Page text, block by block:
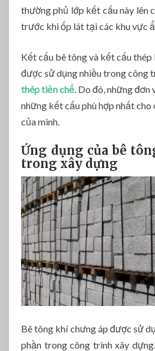
thường phủ lớp kết cấu này lên
trước khi ốp lát tại các khu vực
Kết cấu bê tông và kết cấu thép
được sử dụng nhiều trong công
thép tiền chế. Do đó, những đơn
những kết cấu phù hợp nhất
của mình.
Ứng dụng của bê
trong xây dựng
Bê tông khí chưng áp được sử
phần trong công trình xây